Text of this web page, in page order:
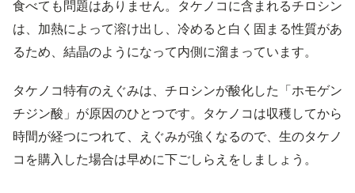
食べても問題はありません。タケノコに含まれるチロシン
は、加熱によって溶け出し、冷めると白く固まる性質があ
るため、結晶のようになって内側に溜まっています。
タケノコ特有のえぐみは、チロシンが酸化した「ホモゲン
チジン酸」が原因のひとつです。タケノコは収穫してから
時間が経つにつれて、えぐみが強くなるので、生のタケノ
コを購入した場合は早めに下ごしらえをしましょう。